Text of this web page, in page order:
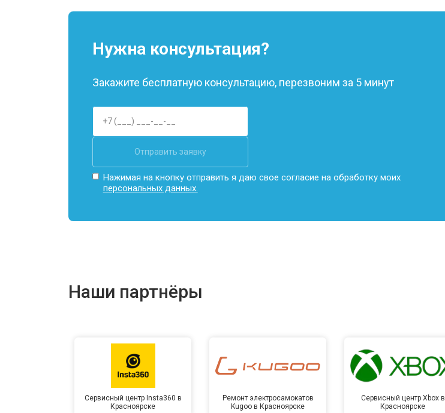
Нужна консультация?
Закажите бесплатную консультацию, перезвоним за 5 минут
Отправить заявку
Нажимая на кнопку отправить я даю свое согласие на обработку моих
персональных данных.
Наши партнёры
Сервисный центр Insta360 в
Красноярске
Ремонт электросамокатов
Kugoo в Красноярске
Сервисный центр Xbox в
Красноярске